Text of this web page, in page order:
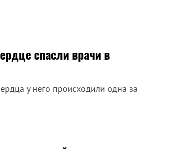
спасли врачи в
у него происходили одна за